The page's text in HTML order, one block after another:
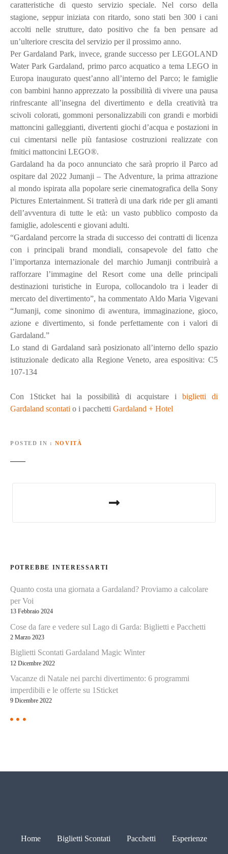
caratteristiche di questo servizio speciale. Nel corso della
stagione, seppur iniziata con ritardo, sono stati ben 300 i cani
accolti nelle strutture, dato positivo che fa ben pensare ad
un’ulteriore crescita del servizio per il prossimo anno.
Per Gardaland Park, invece, grande successo per LEGOLAND
Water Park Gardaland, primo parco acquatico a tema LEGO in
Europa inaugurato quest’anno all’interno del Parco; le famiglie
con bambini hanno apprezzato la possibilità di vivere una pausa
rinfrescante all’insegna del divertimento e della creatività tra
scivoli colorati, gommoni personalizzabili con grandi e morbidi
mattoncini galleggianti, divertenti giochi d’acqua e postazioni in
cui cimentarsi nelle più fantasiose costruzioni realizzate con
fmitici mattoncini LEGO®.
Gardaland ha da poco annunciato che sarà proprio il Parco ad
ospitare dal 2022 Jumanji – The Adventure, la prima attrazione
al mondo ispirata alla popolare serie cinematografica della Sony
Pictures Entertainment. Si tratterà di una dark ride per gli amanti
dell’avventura di tutte le età: un vasto pubblico composto da
famiglie, adolescenti e giovani adulti.
“Gardaland percorre la strada di successo dei contratti di licenza
con i principali brand mondiali, consapevole del fatto che
l’importanza internazionale del marchio Jumanji contribuirà a
rafforzare l’immagine del Resort come una delle principali
destinazioni turistiche in Europa, collocandolo tra i leader di
mercato del divertimento”, ha commentato Aldo Maria Vigevani
“Jumanji, come sinonimo di awentura, immaginazione, gioco,
azione e divertimento, si fonde perfettamente con i valori di
Gardaland.”
Lo stand di Gardaland sarà posizionato all’interno dello spazio
istituzionale dedicato alla Regione Veneto, area espositiva: C5
107-134
Con 1Sticket hai la possibilità di acquistare i biglietti di
Gardaland scontati o i pacchetti Gardaland + Hotel
POSTED IN NOVITÀ
g
a
z
i
o
n
e
a
POTREBBE INTERESSARTI
Quanto costa una giornata a Gardaland? Proviamo a calcolare
per Voi
13 Febbraio 2024
Cose da fare e vedere sul Lago di Garda: Biglietti e Pacchetti
2 Marzo 2023
Biglietti Scontati Gardaland Magic Winter
12 Dicembre 2022
Vacanze di Natale nei parchi divertimento: 6 programmi
imperdibili e le offerte su 1Sticket
9 Dicembre 2022
Home Biglietti Scontati Pacchetti Esperienze